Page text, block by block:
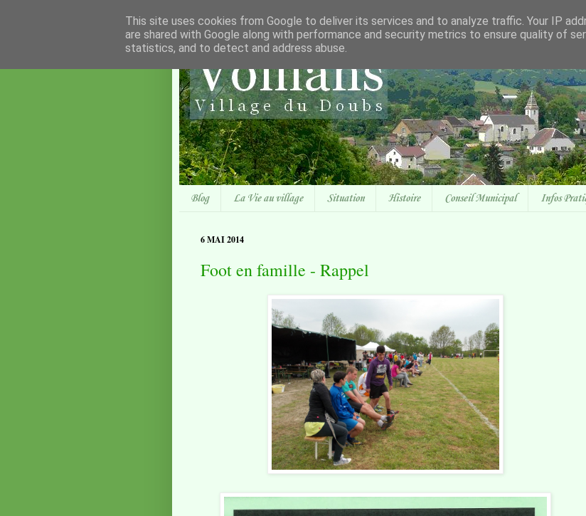
Blog La Vie au village Situation Histoire Conseil Municipal Infos
6 MAI 2014
Foot en famille - Rappel
This site uses cookies from Google to deliver its services and to analyze traffic. Your IP
are shared with Google along with performance and security metrics to ensure quality of
statistics, and to detect and address abuse.